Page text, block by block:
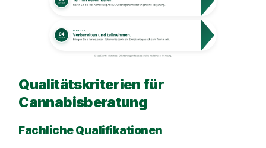
Qualitätskriterien für
Cannabisberatung
Fachliche Qualifikationen